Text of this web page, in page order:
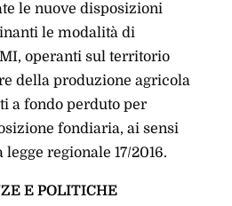
le nuove disposizioni
le modalità di
operanti sul territorio
della produzione agricola
a fondo perduto per
fondiaria, ai sensi
regionale 17/2016.
E POLITICHE